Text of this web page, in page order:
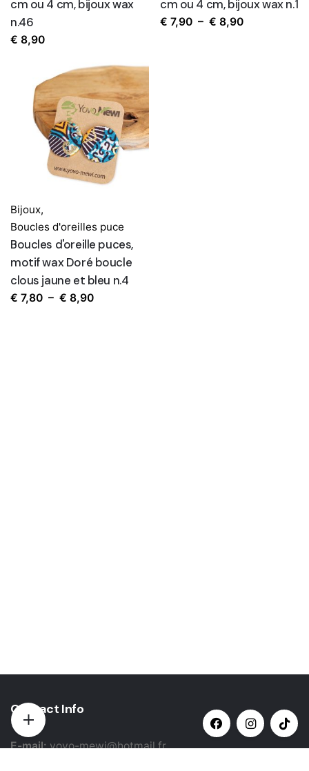
cm ou 4 cm, bijoux wax
n.46
€ 8,90
cm ou 4 cm, bijoux wax n.1
€ 7,90 – € 8,90Plage
Bijoux,
Boucles d'oreilles puce
Boucles d'oreille puces,
motif wax Doré boucle
clous jaune et bleu n.4
€ 7,80 – € 8,90Plage
Contact Info
E-mail:yovo-mewi@hotmail.fr